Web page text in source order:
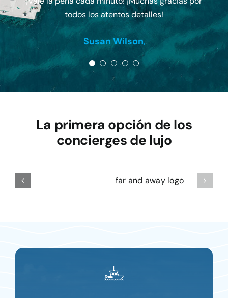
todos los atentos detalles!
Susan Wilson,
James Caza
La primera opción de los
concierges de lujo